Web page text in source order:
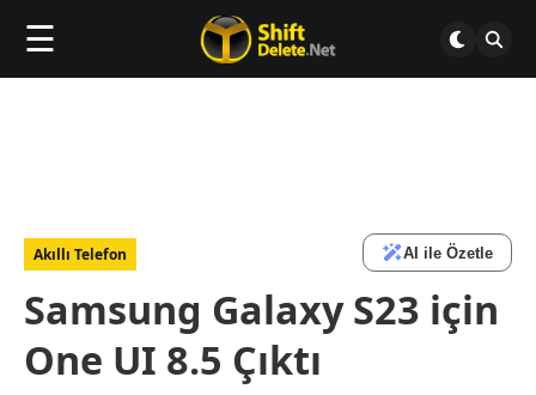
☰
Akıllı Telefon AI ile Özetle
Samsung Galaxy S23 için
One UI 8.5 Çıktı